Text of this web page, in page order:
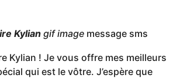
Kyliangif image message sms
Kylian ! Je vous offre mes meilleurs
qui est le vôtre. J’espère que